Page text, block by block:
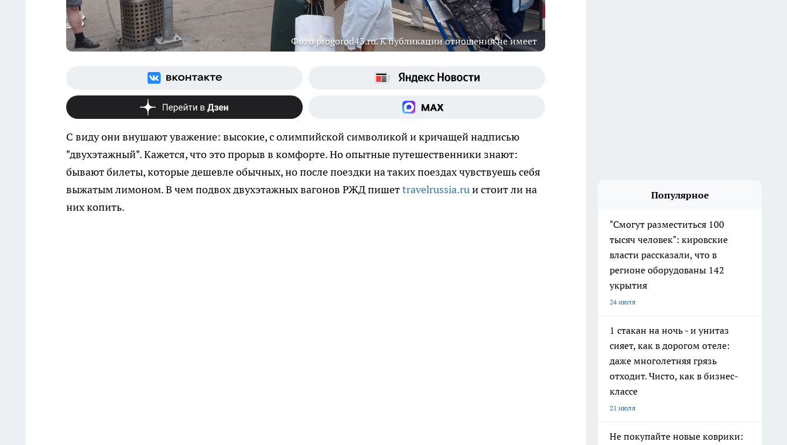
Фото progorod43.ru. К публикации отношения не имеет
С виду они внушают уважение: высокие, с олимпийской символикой и кричащей надписью
"двухэтажный". Кажется, что это прорыв в комфорте. Но опытные путешественники знают:
бывают билеты, которые дешевле обычных, но после поездки на таких поездах чувствуешь себя
выжатым лимоном. В чем подвох двухэтажных вагонов РЖД пишетtravelrussia.ruи стоит ли на
них копить.
Популярное
"Смогут разместиться 100
тысяч человек": кировские
власти рассказали, что в
регионе оборудованы 142
укрытия
24 июля
1 стакан на ночь - и унитаз
сияет, как в дорогом отеле:
даже многолетняя грязь
отходит. Чисто, как в бизнес-
классе
21 июля
Не покупайте новые коврики: